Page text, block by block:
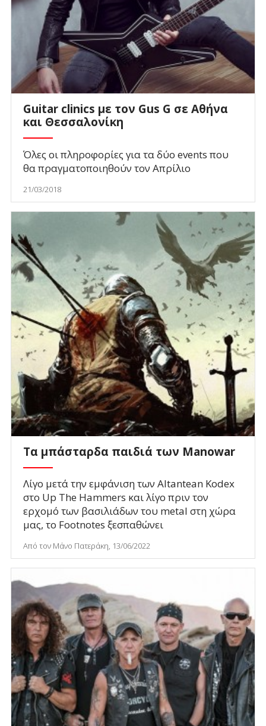
Guitar clinics με τον Gus G σε Αθήνα
και Θεσσαλονίκη
Όλες οι πληροφορίες για τα δύο events που
θα πραγματοποιηθούν τον Απρίλιο
21/03/2018
Τα μπάσταρδα παιδιά των Manowar
Λίγο μετά την εμφάνιση των Altantean Kodex
στο Up The Hammers και λίγο πριν τον
ερχομό των βασιλιάδων του metal στη χώρα
μας, το Footnotes ξεσπαθώνει
Από τον Μάνο Πατεράκη, 13/06/2022